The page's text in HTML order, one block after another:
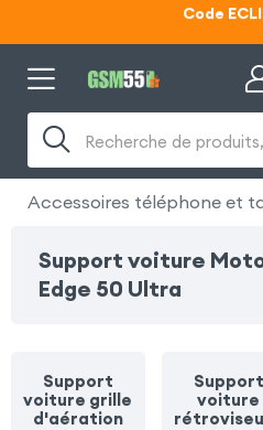
Code
Recherche de
Accessoires téléphone et
Support voiture
Edge 50 Ultra
Support
voiture grille
d'aération
Support
voiture